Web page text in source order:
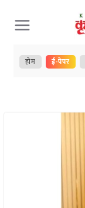
Skip
to
content
होम ई-पेपर